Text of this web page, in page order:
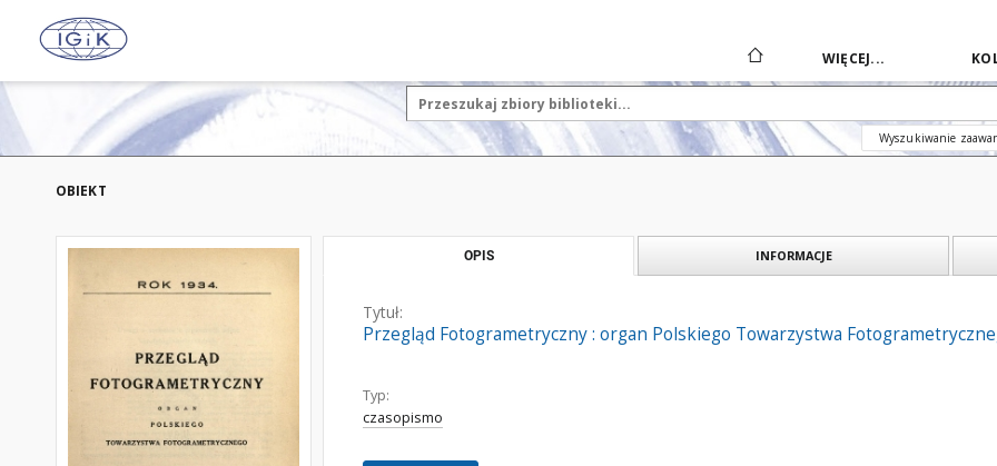
WIĘCEJ...
Wyszukiwanie
OBIEKT
OPIS INFORMACJE
Tytuł:
Przegląd Fotogrametryczny : organ Polskiego Towarzystwa
Typ:
czasopismo